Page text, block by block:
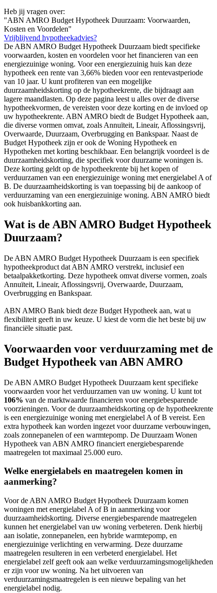
Heb jij vragen over:
"ABN AMRO Budget Hypotheek Duurzaam: Voorwaarden,
Kosten en Voordelen"
Vrijblijvend hypotheekadvies?
De ABN AMRO Budget Hypotheek Duurzaam biedt specifieke
voorwaarden, kosten en voordelen voor het financieren van een
energiezuinige woning. Voor een energiezuinig huis kan deze
hypotheek een rente van 3,66% bieden voor een rentevastperiode
van 10 jaar. U kunt profiteren van een mogelijke
duurzaamheidskorting op de hypotheekrente, die bijdraagt aan
lagere maandlasten. Op deze pagina leest u alles over de diverse
hypotheekvormen, de vereisten voor deze korting en de invloed op
uw hypotheekrente. ABN AMRO biedt de Budget Hypotheek aan,
die diverse vormen omvat, zoals Annuïteit, Lineair, Aflossingsvrij,
Overwaarde, Duurzaam, Overbrugging en Bankspaar. Naast de
Budget Hypotheek zijn er ook de Woning Hypotheek en
Hypotheken met korting beschikbaar. Een belangrijk voordeel is de
duurzaamheidskorting, die specifiek voor duurzame woningen is.
Deze korting geldt op de hypotheekrente bij het kopen of
verduurzamen van een energiezuinige woning met energielabel A of
B. De duurzaamheidskorting is van toepassing bij de aankoop of
verduurzaming van een energiezuinige woning. ABN AMRO biedt
ook huisbankkorting aan.
Wat is de ABN AMRO Budget Hypotheek
Duurzaam?
De ABN AMRO Budget Hypotheek Duurzaam is een specifiek
hypotheekproduct dat ABN AMRO verstrekt, inclusief een
betaalpakketkorting. Deze hypotheek omvat diverse vormen, zoals
Annuïteit, Lineair, Aflossingsvrij, Overwaarde, Duurzaam,
Overbrugging en Bankspaar.
ABN AMRO Bank biedt deze Budget Hypotheek aan, wat u
flexibiliteit geeft in uw keuze. U kiest de vorm die het beste bij uw
financiële situatie past.
Voorwaarden voor verduurzaming met de
Budget Hypotheek van ABN AMRO
De ABN AMRO Budget Hypotheek Duurzaam kent specifieke
voorwaarden voor het verduurzamen van uw woning. U kunt tot
106% van de marktwaarde financieren voor energiebesparende
voorzieningen. Voor de duurzaamheidskorting op de hypotheekrente
is een energiezuinige woning met energielabel A of B vereist. Een
extra hypotheek kan worden ingezet voor duurzame verbouwingen,
zoals zonnepanelen of een warmtepomp. De Duurzaam Wonen
Hypotheek van ABN AMRO financiert energiebesparende
maatregelen tot maximaal 25.000 euro.
Welke energielabels en maatregelen komen in
aanmerking?
Voor de ABN AMRO Budget Hypotheek Duurzaam komen
woningen met energielabel A of B in aanmerking voor
duurzaamheidskorting. Diverse energiebesparende maatregelen
kunnen het energielabel van uw woning verbeteren. Denk hierbij
aan isolatie, zonnepanelen, een hybride warmtepomp, en
energiezuinige verlichting en verwarming. Deze duurzame
maatregelen resulteren in een verbeterd energielabel. Het
energielabel zelf geeft ook aan welke verduurzamingsmogelijkheden
er zijn voor uw woning. Na het uitvoeren van
verduurzamingsmaatregelen is een nieuwe bepaling van het
energielabel nodig.